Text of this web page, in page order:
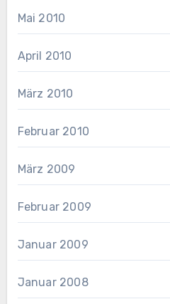
Mai 2010
April 2010
März 2010
Februar 2010
März 2009
Februar 2009
Januar 2009
Januar 2008